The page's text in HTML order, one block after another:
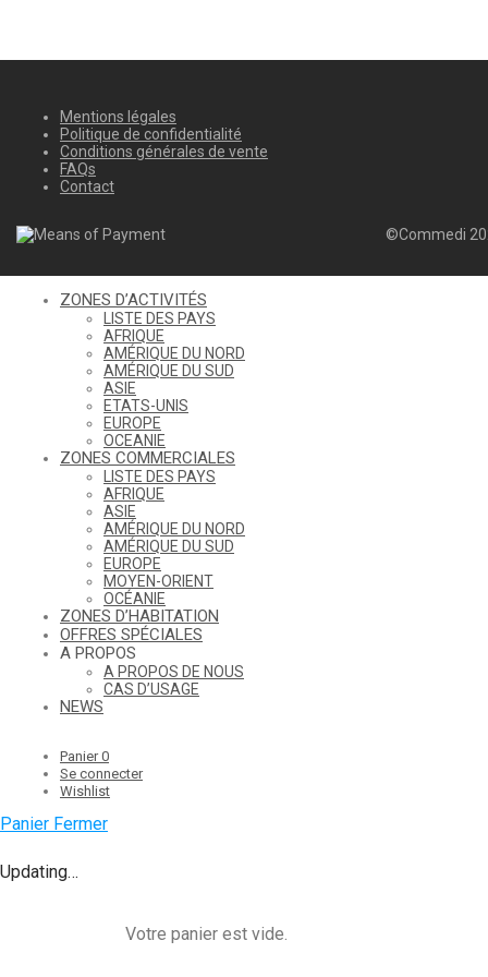
Mentions légales
Politique de confidentialité
Conditions générales de vente
FAQs
Contact
©Commedi
ZONES D’ACTIVITÉS
LISTE DES PAYS
AFRIQUE
AMÉRIQUE DU NORD
AMÉRIQUE DU SUD
ASIE
ETATS-UNIS
EUROPE
OCEANIE
ZONES COMMERCIALES
LISTE DES PAYS
AFRIQUE
ASIE
AMÉRIQUE DU NORD
AMÉRIQUE DU SUD
EUROPE
MOYEN-ORIENT
OCÉANIE
ZONES D’HABITATION
OFFRES SPÉCIALES
A PROPOS
A PROPOS DE NOUS
CAS D’USAGE
NEWS
Panier 0
Se connecter
Wishlist
Panier Fermer
Updating…
Votre panier est vide.